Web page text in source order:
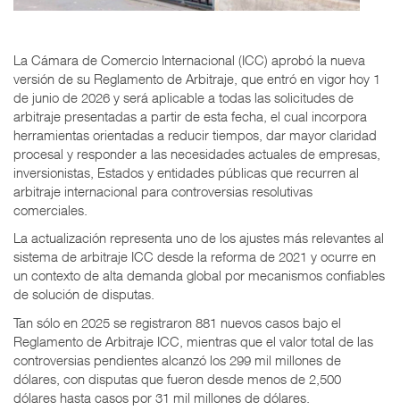
La Cámara de Comercio Internacional (ICC) aprobó la nueva
versión de su Reglamento de Arbitraje, que entró en vigor hoy 1
de junio de 2026 y será aplicable a todas las solicitudes de
arbitraje presentadas a partir de esta fecha, el cual incorpora
herramientas orientadas a reducir tiempos, dar mayor claridad
procesal y responder a las necesidades actuales de empresas,
inversionistas, Estados y entidades públicas que recurren al
arbitraje internacional para controversias resolutivas
comerciales.
La actualización representa uno de los ajustes más relevantes al
sistema de arbitraje ICC desde la reforma de 2021 y ocurre en
un contexto de alta demanda global por mecanismos confiables
de solución de disputas.
Tan sólo en 2025 se registraron 881 nuevos casos bajo el
Reglamento de Arbitraje ICC, mientras que el valor total de las
controversias pendientes alcanzó los 299 mil millones de
dólares, con disputas que fueron desde menos de 2,500
dólares hasta casos por 31 mil millones de dólares.